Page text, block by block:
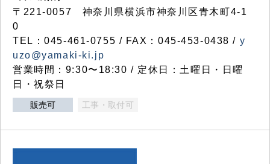
〒221-0057 神奈川県横浜市神奈川区青木町4-1
0
TEL：045-461-0755 / FAX：045-453-0438 / y
uzo@yamaki-ki.jp
営業時間：9:30〜18:30 / 定休日：土曜日・日曜
日・祝祭日
販売可 工事・取付可